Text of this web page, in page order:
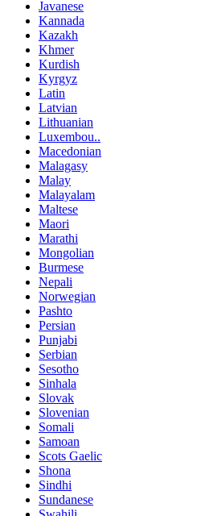
Javanese
Kannada
Kazakh
Khmer
Kurdish
Kyrgyz
Latin
Latvian
Lithuanian
Luxembou..
Macedonian
Malagasy
Malay
Malayalam
Maltese
Maori
Marathi
Mongolian
Burmese
Nepali
Norwegian
Pashto
Persian
Punjabi
Serbian
Sesotho
Sinhala
Slovak
Slovenian
Somali
Samoan
Scots Gaelic
Shona
Sindhi
Sundanese